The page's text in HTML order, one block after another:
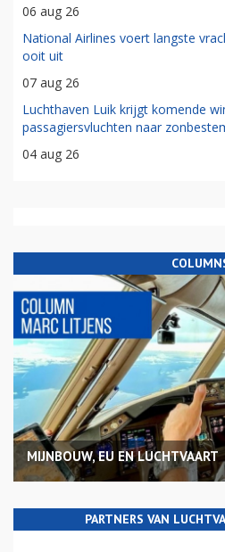
06 aug 26
National Airlines voert langste
ooit uit
07 aug 26
Luchthaven Luik krijgt komende
passagiersvluchten naar
04 aug 26
MIJNBOUW, EU EN LUCHTVAART
PARTNERS VAN